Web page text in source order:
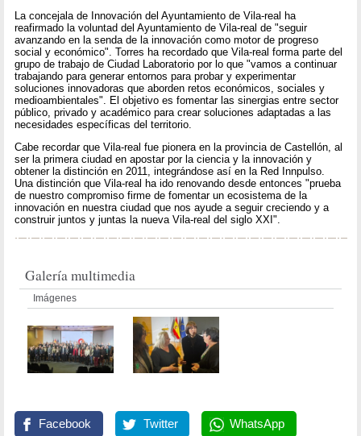
La concejala de Innovación del Ayuntamiento de Vila-real ha
reafirmado la voluntad del Ayuntamiento de Vila-real de "seguir
avanzando en la senda de la innovación como motor de progreso
social y económico". Torres ha recordado que Vila-real forma parte del
grupo de trabajo de Ciudad Laboratorio por lo que "vamos a continuar
trabajando para generar entornos para probar y experimentar
soluciones innovadoras que aborden retos económicos, sociales y
medioambientales". El objetivo es fomentar las sinergias entre sector
público, privado y académico para crear soluciones adaptadas a las
necesidades específicas del territorio.
Cabe recordar que Vila-real fue pionera en la provincia de Castellón, al
ser la primera ciudad en apostar por la ciencia y la innovación y
obtener la distinción en 2011, integrándose así en la Red Innpulso.
Una distinción que Vila-real ha ido renovando desde entonces "prueba
de nuestro compromiso firme de fomentar un ecosistema de la
innovación en nuestra ciudad que nos ayude a seguir creciendo y a
construir juntos y juntas la nueva Vila-real del siglo XXI".
Galería multimedia
Imágenes
Facebook Twitter WhatsApp